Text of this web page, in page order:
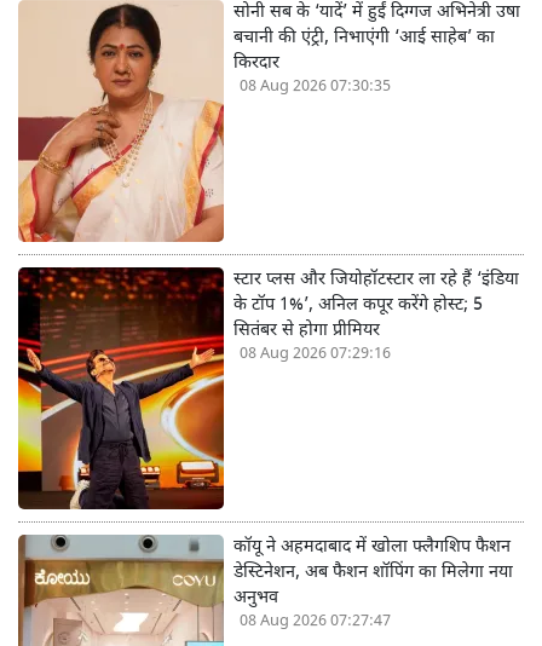
सोनी सब के ‘यादें’ में हुईं दिग्गज अभिनेत्री उषा
बचानी की एंट्री, निभाएंगी ‘आई साहेब’ का
किरदार
08 Aug 2026 07:30:35
स्टार प्लस और जियोहॉटस्टार ला रहे हैं ‘इंडिया
के टॉप 1%’, अनिल कपूर करेंगे होस्ट; 5
सितंबर से होगा प्रीमियर
08 Aug 2026 07:29:16
कॉयू ने अहमदाबाद में खोला फ्लैगशिप फैशन
डेस्टिनेशन, अब फैशन शॉपिंग का मिलेगा नया
अनुभव
08 Aug 2026 07:27:47